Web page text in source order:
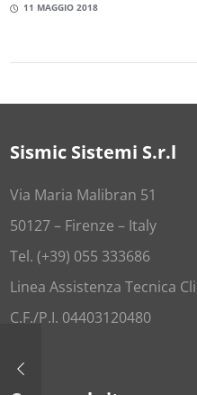
11 MAGGIO 2018
Sismic Sistemi S.r.l
Via Maria Malibran 51
50127 – Firenze – Italy
Tel. (+39) 055 333686
Linea Assistenza Tecnica
C.F./P.I. 04403120480